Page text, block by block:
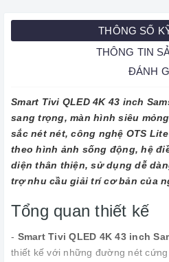
THÔNG SỐ
THÔNG TIN
ĐÁNH
Smart Tivi QLED 4K 43 inch
sang trọng, màn hình siêu
sắc nét nét, công nghệ OTS
theo hình ảnh sống động, hệ
diện thân thiện, sử dụng dễ
trợ nhu cầu giải trí cơ bản của
Tổng quan thiết kế
- Smart Tivi QLED 4K 43 inch
thiết kế với những đường nét